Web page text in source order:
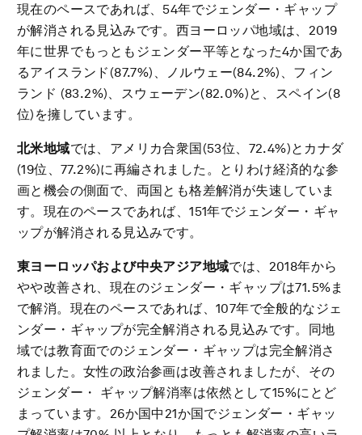
現在のペースであれば、54年でジェンダー・ギャップ
が解消される見込みです。西ヨーロッパ地域は、2019
年に世界でもっともジェンダー平等となった4か国であ
るアイスランド(87.7%)、ノルウェー(84.2%)、フィン
ランド (83.2%)、スウェーデン(82.0%)と、スペイン(8
位)を擁しています。
北米地域では、アメリカ合衆国(53位、72.4%)とカナダ
(19位、77.2%)に再編されました。とりわけ経済的な参
画と機会の側面で、両国とも格差解消が失速していま
す。現在のペースであれば、151年でジェンダー・ギャ
ップが解消される見込みです。
東ヨーロッパおよび中央アジア地域では、2018年から
やや改善され、現在のジェンダー・ギャップは71.5%ま
で解消。現在のペースであれば、107年で全般的なジェ
ンダー・ギャップが完全解消される見込みです。同地
域では教育面でのジェンダー・ギャップは完全解消さ
れました。女性の政治参画は改善されましたが、その
ジェンダー・ ギャップ解消率は依然として15%にとど
まっています。26か国中21か国でジェンダー・ギャッ